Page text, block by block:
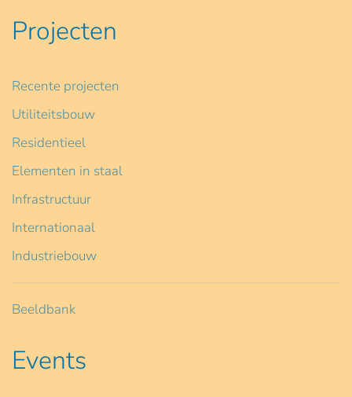
Projecten
Recente projecten
Utiliteitsbouw
Residentieel
Elementen in staal
Infrastructuur
Internationaal
Industriebouw
Beeldbank
Events